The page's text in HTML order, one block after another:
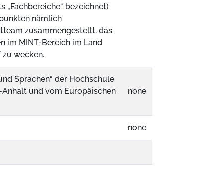
„Fachbereiche“ bezeichnet)
nämlich
zusammengestellt, das
im MINT-Bereich im Land
zu wecken.
Sprachen“ der Hochschule
und vom Europäischen
none
none